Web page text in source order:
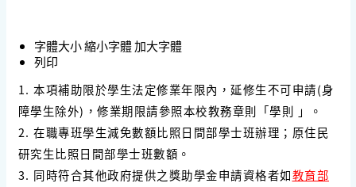
字體大小縮小字體加大字體
列印
1. 本項補助限於學生法定修業年限內，延修生不可申請(身
障學生除外)，修業期限請參照本校教務章則「學則 」。
2. 在職專班學生減免數額比照日間部學士班辦理；原住民
研究生比照日間部學士班數額。
3. 同時符合其他政府提供之獎助學金申請資格者如教育部